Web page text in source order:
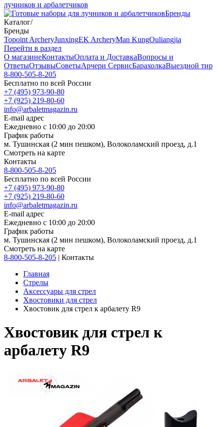
лучников и арбалетчиков
Бренды
Каталог/
Бренды
Topoint ArcheryJunxingEK ArcheryMan KungOuliangjia
Перейти в раздел
О магазинеКонтактыОплата и ДоставкаВопросы и
ОтветыОтзывыСоветыАрчери СервисБарахолкаВыездной тир
8-800-505-8-205
Бесплатно по всей России
+7 (495) 973-90-80
+7 (925) 219-80-60
info@arbaletmagazin.ru
E-mail адрес
Ежедневно с 10:00 до 20:00
График работы
м. Тушинская (2 мин пешком), Волоколамский проезд, д.1
Смотреть на карте
Контакты
8-800-505-8-205
Бесплатно по всей России
+7 (495) 973-90-80
+7 (925) 219-80-60
info@arbaletmagazin.ru
E-mail адрес
Ежедневно с 10:00 до 20:00
График работы
м. Тушинская (2 мин пешком), Волоколамский проезд, д.1
Смотреть на карте
8-800-505-8-205 | Контакты
Главная
Стрелы
Аксессуары для стрел
Хвостовики для стрел
Хвостовик для стрел к арбалету R9
Хвостовик для стрел к
арбалету R9